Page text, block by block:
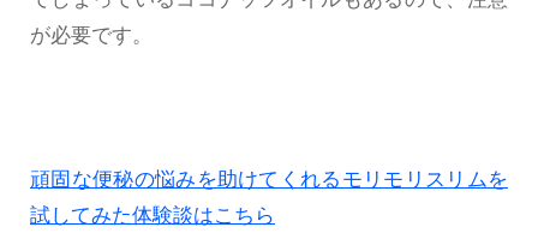
が必要です。
頑固な便秘の悩みを助けてくれるモリモリスリムを
試してみた体験談はこちら